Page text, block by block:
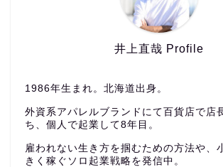
井上直哉 Profile
1986年生まれ。北海道出身。
外資系アパレルブランドにて百貨店で店
ち、個人で起業して8年目。
雇われない生き方を掴むための方法や、
きく稼ぐソロ起業戦略を発信中。